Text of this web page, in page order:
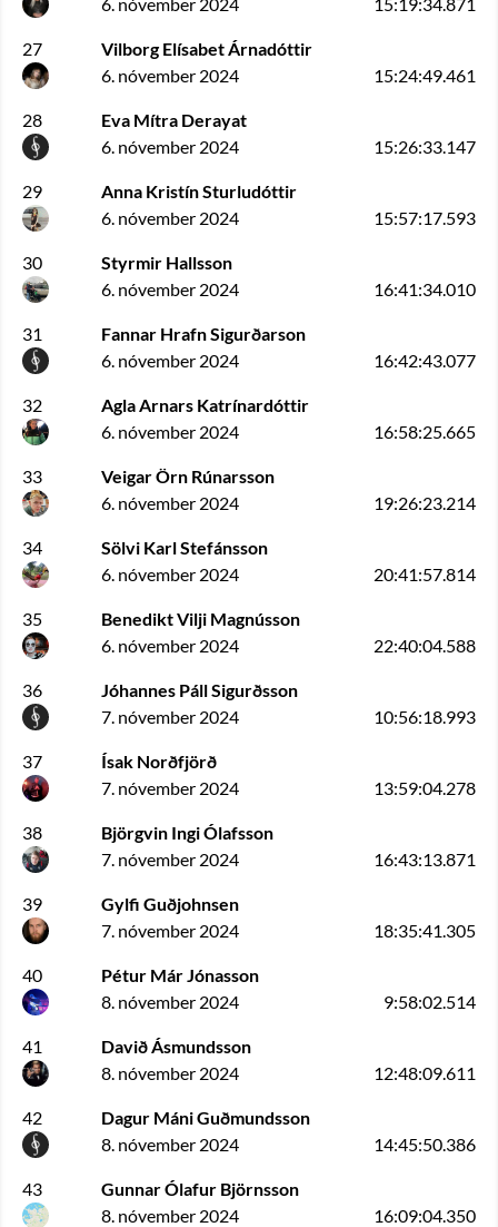
27
Vilborg Elísabet Árnadóttir
6. nóvember 2024
15:24:49.461
28
Eva Mítra Derayat
6. nóvember 2024
15:26:33.147
29
Anna Kristín Sturludóttir
6. nóvember 2024
15:57:17.593
30
Styrmir Hallsson
6. nóvember 2024
16:41:34.010
31
Fannar Hrafn Sigurðarson
6. nóvember 2024
16:42:43.077
32
Agla Arnars Katrínardóttir
6. nóvember 2024
16:58:25.665
33
Veigar Örn Rúnarsson
6. nóvember 2024
19:26:23.214
34
Sölvi Karl Stefánsson
6. nóvember 2024
20:41:57.814
35
Benedikt Vilji Magnússon
6. nóvember 2024
22:40:04.588
36
Jóhannes Páll Sigurðsson
7. nóvember 2024
10:56:18.993
37
Ísak Norðfjörð
7. nóvember 2024
13:59:04.278
38
Björgvin Ingi Ólafsson
7. nóvember 2024
16:43:13.871
39
Gylfi Guðjohnsen
7. nóvember 2024
18:35:41.305
40
Pétur Már Jónasson
8. nóvember 2024
9:58:02.514
41
Davið Ásmundsson
8. nóvember 2024
12:48:09.611
42
Dagur Máni Guðmundsson
8. nóvember 2024
14:45:50.386
43
Gunnar Ólafur Björnsson
8. nóvember 2024
16:09:04.350